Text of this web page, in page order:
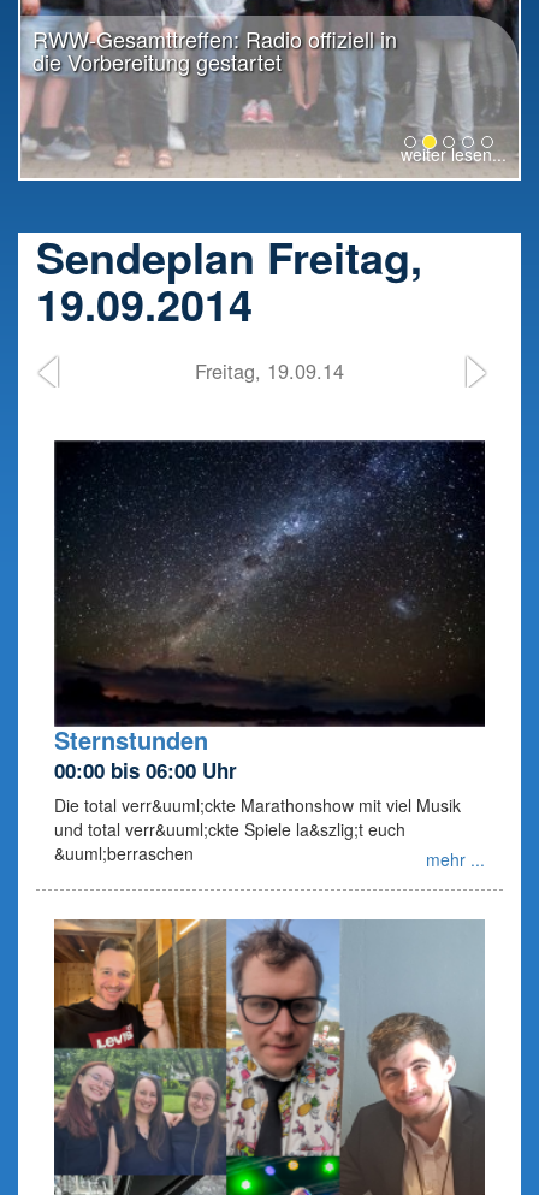
RWW-Gesamttreffen: Radio offiziell in
die Vorbereitung gestartet
weiter lesen...
Sendeplan Freitag,
19.09.2014
Freitag, 19.09.14
Sternstunden
00:00 bis 06:00 Uhr
Die total verr&uuml;ckte Marathonshow mit viel Musik
und total verr&uuml;ckte Spiele la&szlig;t euch
&uuml;berraschen
mehr ...